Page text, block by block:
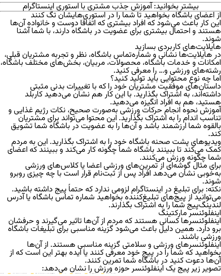
بیشتر بخوانید:آموزش جذب مشتری با استوری اینستاگرام
از اعضای باشگاه بخواهید تا شما را در استوری‌هایشان تگ کنند
این کار باعث می‌شود که افراد بیشتری که اتفاقا دوست و خانواده آن‌ها
هستند و احتمال بیشتری برای عضویت در باشگاه دارند، با شما آشنا
شوند.
هایلایت‌های کاربردی بسازید
در هایلایت‌ها نشانی و شماره‌تماس باشگاه، نظر و تجربه مشتریان قبلی،
امکانات و خدمات باشگاه، محصولات، مربیان، بخش‌های مختلف باشگاه،
رشته‌های ورزشی و… را معرفی کنید.
اما چه نوع محتوایی باید تولید کنید؟
داستان‌های موفقیت مشتریان خود را که با تغییرات بدنی مثبتی
داشته‌اند، به اشتراک بگذارید. با این کار هم نشان می‌دهید کاربلد
هستید، هم به افراد انگیزه می‌دهید.
آموزش‌ نحوه انجام حرکات ورزشی به‌صورت صحیح، نکات رژیم غذایی و
تناسب اندام را به اشتراک بگذارید. این محتوا می‌تواند برای مشتریان
بالقوه شما ارزشمند باشد و آن‌ها را به عضویت در باشگاه شما تشویق
کند.
ویدیوهای پشت صحنه باشگاه خود را به اشتراک بگذارید. این به مردم
کمک می‌کند تا ببینند باشگاه شما چگونه کار می‌کند و ببینند که اعضای
شما چگونه ورزش می‌کنند.
برای مثال گوشه‌ای از تمرین‌های ورزشی اعضا یا کلاس‌های ورزشی
به‌خوبی نشان می‌دهد افراد پس از ثبت‌نام قرار است با چه چیزی روبرو
شوند.
نکته: برای تبلیغ در اینستاگرام لزومی ندارد که حتماً پیج داشته باشید.
می‌توانید از پیج‌های تبلیغ‌کننده بخواهید شماره تماس باشگاه یا آدرس
لندینگ‌پیج شما را به اشتراک بگذارند.
اینفلوئنسر مارکتینگ
اینفلوئنسر‌ها کسانی هستند که مردم از آن‌ها تاثیر می‌گیرند و حرفشان
برو دارد. همین دلیل باعث می‌شود گزینه مناسبی برای تبلیغات باشگاه
ورزشی باشند.
اینفلوئنسر‌های ورزشی و سلامتی گزینه مناسبی هستند. از آن‌ها
بخواهید که شما را در پیج خود معرفی کنند یا ایده بهتر این است که از
آن‌ها دعوت کنید در باشگاه شما تمرین کنند.
تصویر زیر پیج یک اینفلوئنسر حوزه ورزش را نشان می‌دهد: